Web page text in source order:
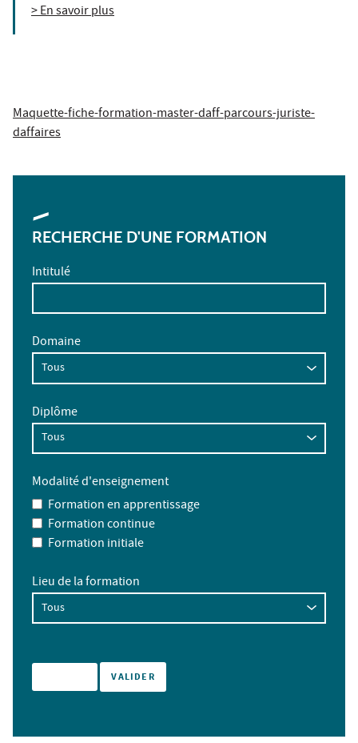
> En savoir plus
Maquette-fiche-formation-master-daff-parcours-juriste-
daffaires
RECHERCHE D'UNE FORMATION
Intitulé
Domaine
Diplôme
Modalité d'enseignement
Formation en apprentissage
Formation continue
Formation initiale
Lieu de la formation